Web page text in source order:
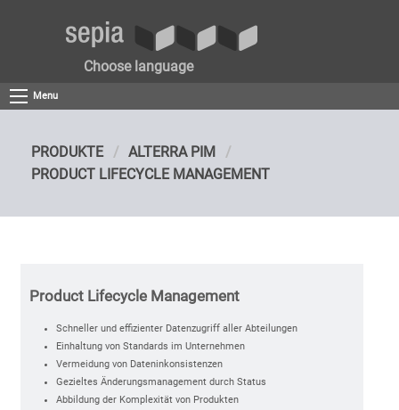
Choose language
Menu
PRODUKTE
ALTERRA PIM
PRODUCT LIFECYCLE MANAGEMENT
Product Lifecycle Management
Schneller und effizienter Datenzugriff aller Abteilungen
Einhaltung von Standards im Unternehmen
Vermeidung von Dateninkonsistenzen
Gezieltes Änderungsmanagement durch Status
Abbildung der Komplexität von Produkten